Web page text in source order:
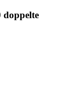
doppelte